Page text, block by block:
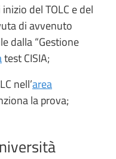
del TOLC e del
di avvenuto
dalla “Gestione
test CISIA;
nell’area
la prova;